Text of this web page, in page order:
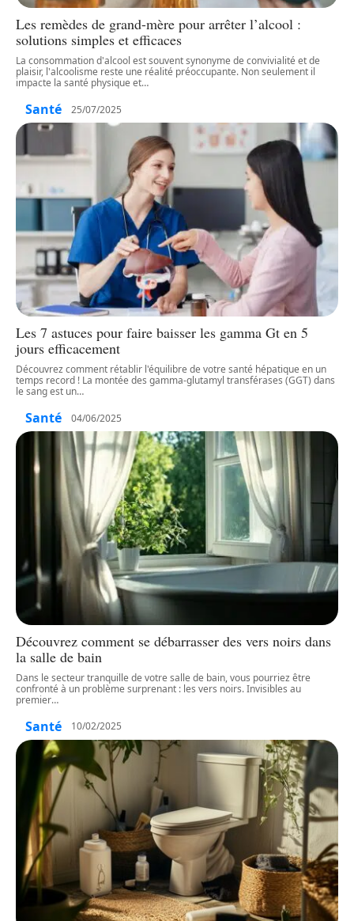
Les remèdes de grand-mère pour arrêter l’alcool :
solutions simples et efficaces
La consommation d'alcool est souvent synonyme de convivialité et de
plaisir, l'alcoolisme reste une réalité préoccupante. Non seulement il
impacte la santé physique et…
Santé 25/07/2025
Les 7 astuces pour faire baisser les gamma Gt en 5
jours efficacement
Découvrez comment rétablir l'équilibre de votre santé hépatique en un
temps record ! La montée des gamma-glutamyl transférases (GGT) dans
le sang est un…
Santé 04/06/2025
Découvrez comment se débarrasser des vers noirs dans
la salle de bain
Dans le secteur tranquille de votre salle de bain, vous pourriez être
confronté à un problème surprenant : les vers noirs. Invisibles au
premier…
Santé 10/02/2025